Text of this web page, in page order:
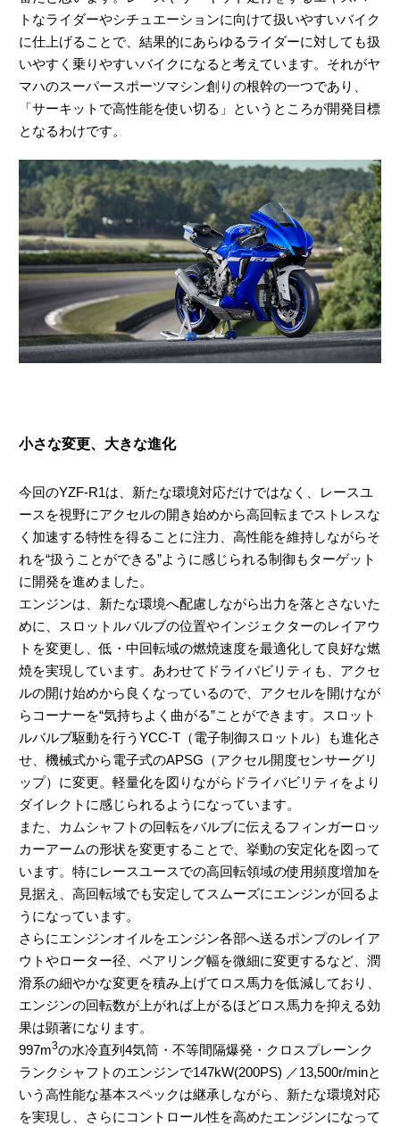
トなライダーやシチュエーションに向けて扱いやすいバイク
に仕上げることで、結果的にあらゆるライダーに対しても扱
いやすく乗りやすいバイクになると考えています。それがヤ
マハのスーパースポーツマシン創りの根幹の一つであり、
「サーキットで高性能を使い切る」というところが開発目標
となるわけです。
小さな変更、大きな進化
今回のYZF-R1は、新たな環境対応だけではなく、レースユ
ースを視野にアクセルの開き始めから高回転までストレスな
く加速する特性を得ることに注力、高性能を維持しながらそ
れを“扱うことができる”ように感じられる制御もターゲット
に開発を進めました。
エンジンは、新たな環境へ配慮しながら出力を落とさないた
めに、スロットルバルブの位置やインジェクターのレイアウ
トを変更し、低・中回転域の燃焼速度を最適化して良好な燃
焼を実現しています。あわせてドライバビリティも、アクセ
ルの開け始めから良くなっているので、アクセルを開けなが
らコーナーを“気持ちよく曲がる”ことができます。スロット
ルバルブ駆動を行うYCC-T（電子制御スロットル）も進化さ
せ、機械式から電子式のAPSG（アクセル開度センサーグリ
ップ）に変更。軽量化を図りながらドライバビリティをより
ダイレクトに感じられるようになっています。
また、カムシャフトの回転をバルブに伝えるフィンガーロッ
カーアームの形状を変更することで、挙動の安定化を図って
います。特にレースユースでの高回転領域の使用頻度増加を
見据え、高回転域でも安定してスムーズにエンジンが回るよ
うになっています。
さらにエンジンオイルをエンジン各部へ送るポンプのレイア
ウトやローター径、ベアリング幅を微細に変更するなど、潤
滑系の細やかな変更を積み上げてロス馬力を低減しており、
エンジンの回転数が上がれば上がるほどロス馬力を抑える効
果は顕著になります。
997m3の水冷直列4気筒・不等間隔爆発・クロスプレーンク
ランクシャフトのエンジンで147kW(200PS) ／13,500r/minと
いう高性能な基本スペックは継承しながら、新たな環境対応
を実現し、さらにコントロール性を高めたエンジンになって